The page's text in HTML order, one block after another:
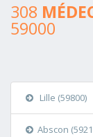
308
59000
Lille (59800)
Abscon